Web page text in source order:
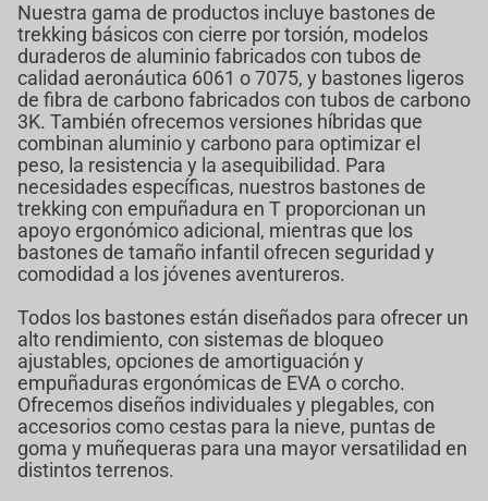
Nuestra gama de productos incluye bastones de
trekking básicos con cierre por torsión, modelos
duraderos de aluminio fabricados con tubos de
calidad aeronáutica 6061 o 7075, y bastones ligeros
de fibra de carbono fabricados con tubos de carbono
3K. También ofrecemos versiones híbridas que
combinan aluminio y carbono para optimizar el
peso, la resistencia y la asequibilidad. Para
necesidades específicas, nuestros bastones de
trekking con empuñadura en T proporcionan un
apoyo ergonómico adicional, mientras que los
bastones de tamaño infantil ofrecen seguridad y
comodidad a los jóvenes aventureros.
Todos los bastones están diseñados para ofrecer un
alto rendimiento, con sistemas de bloqueo
ajustables, opciones de amortiguación y
empuñaduras ergonómicas de EVA o corcho.
Ofrecemos diseños individuales y plegables, con
accesorios como cestas para la nieve, puntas de
goma y muñequeras para una mayor versatilidad en
distintos terrenos.